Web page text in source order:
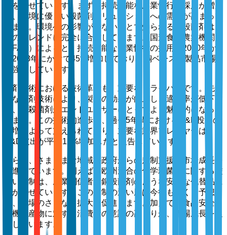
長を見せています。まず、持続可能な農業慣行の採用が増加
し、環境に優しい殺菌剤ソリューションへの需要が高まって
います。環境への影響が少ないことで知られる銅殺菌剤は、
このトレンドに完全に合致しています。国連食糧農業機関
（FAO）によると、持続可能な農業慣行の採用は2020年か
ら2023年にかけて45%増加しており、銅ベースの製品市場
を強化しています。
製剤技術における技術革新も、重要なドライバーです。先進
的な製剤技術により、製品の効果が向上し、適用率が低下
し、銅殺菌剤がエンドユーザーにとってより魅力的になって
います。この技術的進歩は、過去5年間におけるR&D投資の
急増によって支えられており、主要な業界プレーヤーは
R&D支出が平均12%増加したと報告しています。
さらに、さまざまな地域の政府からの規制支援が市場成長を
促進しています。例えば、欧州連合の化学殺菌剤に関する厳
しい規制は、農業関係者を銅殺菌剤のような安全な代替品に
向かわせています。この規制の追い風は今後も続くと予想さ
れ、市場のさらなる拡大を促進します。加えて、食品安全と
有機農産物に対する消費者の意識の高まりが、市場成長を促
進しています。